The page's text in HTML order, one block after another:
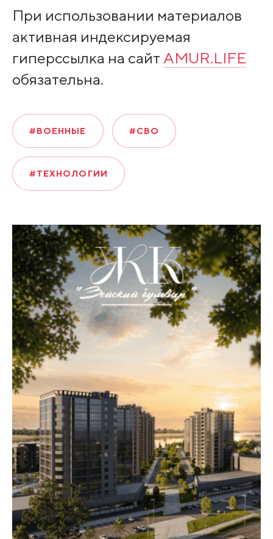
При использовании материалов
активная индексируемая
гиперссылка на сайт AMUR.LIFE
обязательна.
#ВОЕННЫЕ #СВО
#ТЕХНОЛОГИИ